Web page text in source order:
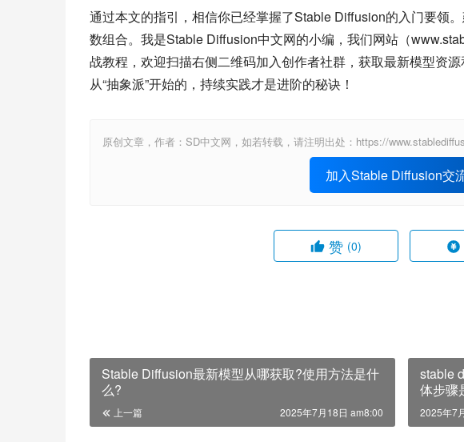
通过本文的指引，相信你已经掌握了Stable Diffusion的入门要领
数组合。我是Stable Diffusion中文网的小编，我们网站（
战教程，欢迎扫描右侧二维码加入创作者社群，获取最新模型资
从“抽象派”开始的，持续实践才是进阶的秘诀！
原创文章，作者：SD中文网，如若转载，请注明出处：https://
加入Stable Diffusion交
赞 (0)
Stable Diffusion最新模型从哪获取?使用方法是什
么?
上一篇 2025年7月18日 am8:00
stable
体步骤
2025年7